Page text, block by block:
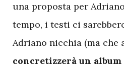
una proposta per
tempo, i testi ci
Adriano nicchia (ma che
concretizzerà un